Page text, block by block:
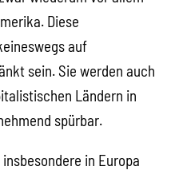
ohnehin schon unten
der Inflation in
und
Familien stehen vor
ihre Wohnungen